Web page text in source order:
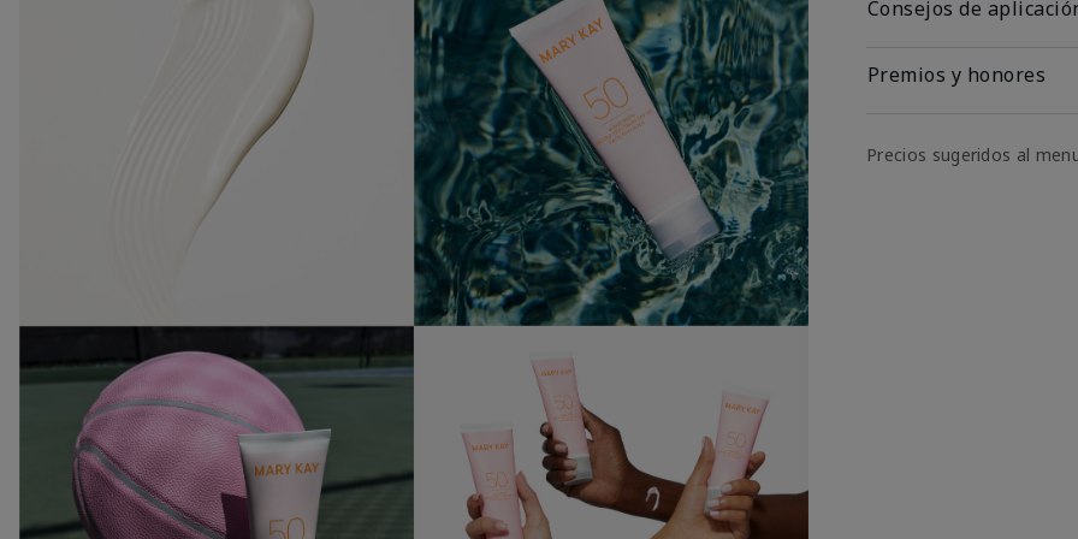
Consejos de
Premios y honores
Precios sugeridos al